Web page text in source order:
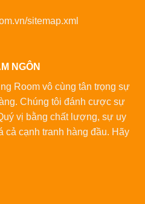
sitemap.xml
NGÔN
Room vô cùng tân trọng sự
Chúng tôi đánh cược sự
vị bằng chất lượng, sự uy
cả cạnh tranh hàng đầu. Hãy